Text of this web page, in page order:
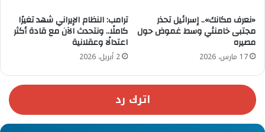
«نعرف مكانك».. إسرائيل تحذر
مجتبى خامنئي وسط غموض حول
مصيره
17 مارس، 2026
ترامب: النظام الإيراني شهد تغيرًا
كاملًا.. ونتحدث الآن مع قادة أكثر
اعتدالًا وعقلانية
2 أبريل، 2026
اترك رد